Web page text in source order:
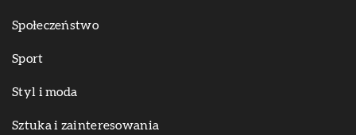
Społeczeństwo
Sport
Styl i moda
Sztuka i zainteresowania